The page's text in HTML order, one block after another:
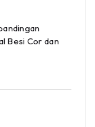
Besi Cor dan